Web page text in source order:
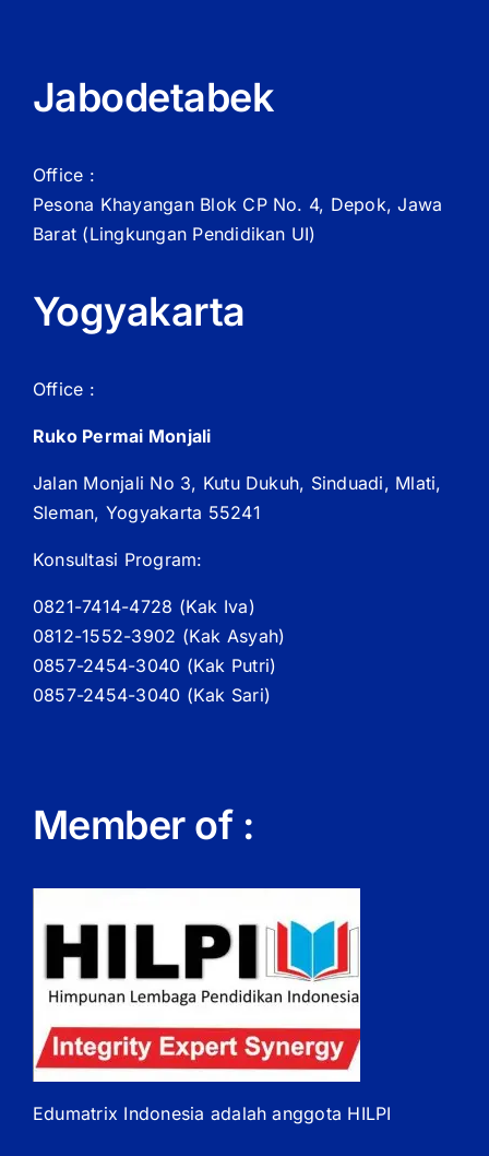
Jabodetabek
Office :
Pesona Khayangan Blok CP No. 4, Depok, Jawa
Barat (Lingkungan Pendidikan UI)
Yogyakarta
Office :
Ruko Permai Monjali
Jalan Monjali No 3, Kutu Dukuh, Sinduadi, Mlati,
Sleman, Yogyakarta 55241
Konsultasi Program:
0821-7414-4728 (Kak Iva)
0812-1552-3902 (Kak Asyah)
0857-2454-3040 (Kak Putri)
0857-2454-3040 (Kak Sari)
Member of :
Edumatrix Indonesia adalah anggota HILPI